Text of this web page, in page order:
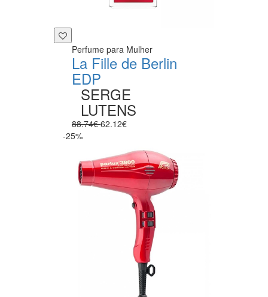
Perfume para Mulher
La Fille de Berlin
EDP
SERGE
LUTENS
88.74€62.12€
-25%